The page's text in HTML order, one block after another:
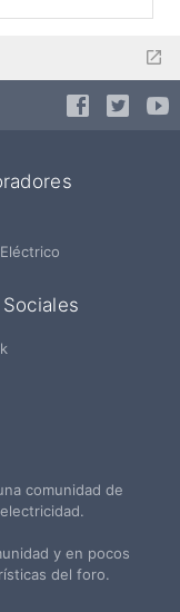
comunidad de
y en pocos
del foro.